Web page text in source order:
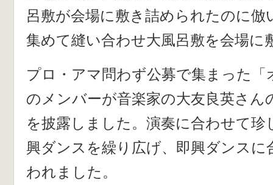
呂敷が会場に敷き詰められたのに倣
集めて縫い合わせ大風呂敷を会場に
プロ・アマ問わず公募で集まった「
のメンバーが音楽家の大友良英さん
を披露しました。演奏に合わせて珍
興ダンスを繰り広げ、即興ダンスに
われました。